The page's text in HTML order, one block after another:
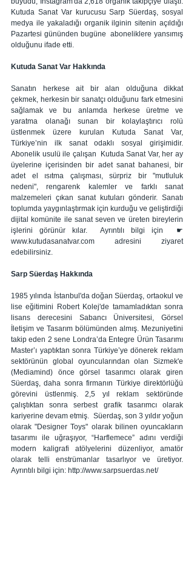
Kutuda Sanat Var kurucusu Sarp Süerdaş, sosyal
medya ile yakaladığı organik ilginin sitenin açıldığı
Pazartesi gününden bugüne  aboneliklere yansımış
olduğunu ifade etti.
Kutuda Sanat Var Hakkında
Sanatın herkese ait bir alan olduğuna dikkat
çekmek, herkesin bir sanatçı olduğunu fark etmesini
sağlamak ve bu anlamda herkese üretme ve
yaratma olanağı sunan bir kolaylaştırıcı rolü
üstlenmek üzere kurulan Kutuda Sanat Var,
Türkiye’nin ilk sanat odaklı sosyal girişimidir.
Abonelik usulü ile çalışan  Kutuda Sanat Var, her ay
üyelerine içerisinden bir adet sanat bahanesi, bir
adet el ısıtma çalışması, sürpriz bir "mutluluk
nedeni", rengarenk kalemler ve farklı sanat
malzemeleri çıkan sanat kutuları gönderir. Sanatı
toplumda yaygınlaştırmak için kurduğu ve geliştirdiği
dijital komünite ile sanat seven ve üreten bireylerin
işlerini görünür kılar.  Ayrıntılı bilgi için  ☛
www.kutudasanatvar.com adresini ziyaret
edebilirsiniz.
Sarp Süerdaş Hakkında
1985 yılında İstanbul'da doğan Süerdaş, ortaokul ve
lise eğitimini Robert Kolej'de tamamladıktan sonra
lisans derecesini Sabancı Üniversitesi, Görsel
İletişim ve Tasarım bölümünden almış. Mezuniyetini
takip eden 2 sene Londra’da Entegre Ürün Tasarımı
Master’ı yaptıktan sonra Türkiye’ye dönerek reklam
sektörünün global oyuncularından olan Sizmek'e
(Mediamind) önce görsel tasarımcı olarak giren
Süerdaş, daha sonra firmanın Türkiye direktörlüğü
görevini üstlenmiş. 2,5 yıl reklam sektöründe
çalıştıktan sonra serbest grafik tasarımcı olarak
kariyerine devam etmiş.  Süerdaş, son 3 yıldır yoğun
olarak "Designer Toys" olarak bilinen oyuncakların
tasarımı ile uğraşıyor, “Harflemece” adını verdiği
modern kaligrafi atölyelerini düzenliyor, amatör
olarak telli enstrümanlar tasarlıyor ve üretiyor.
Ayrıntılı bilgi için: http://www.sarpsuerdas.net/